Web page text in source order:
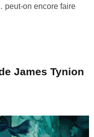
peut-on encore faire
James Tynion